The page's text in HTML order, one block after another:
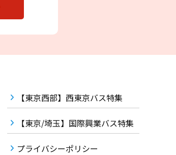
【東京西部】西東京バス特集
【東京/埼玉】国際興業バス特集
プライバシーポリシー